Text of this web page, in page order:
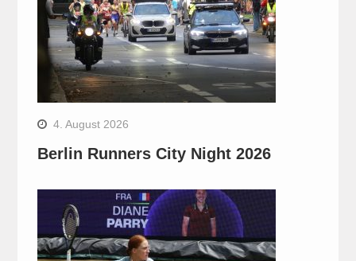
4. August 2026
Berlin Runners City Night 2026